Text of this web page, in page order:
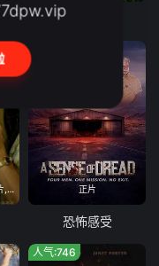
绿液惊魂
改编油管爆款伪纪录短片,融合都市传说与科幻心理恐怖 正片
恐怖感受
人气:746